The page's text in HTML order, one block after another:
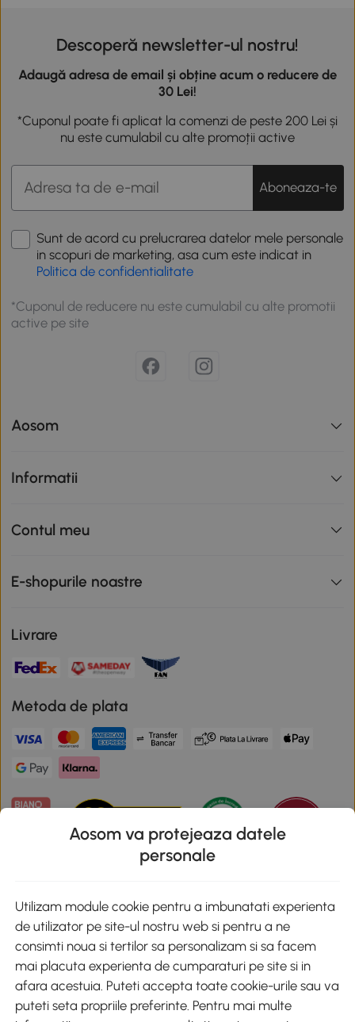
Descoperă newsletter-ul nostru!
Adaugă adresa de email și obține acum o reducere de
30 Lei!
*Cuponul poate fi aplicat la comenzi de peste 200 Lei și
nu este cumulabil cu alte promoții active
Aboneaza-te
Sunt de acord cu prelucrarea datelor mele personale
in scopuri de marketing, asa cum este indicat in
Politica de confidentialitate
*Cuponul de reducere nu este cumulabil cu alte promotii
active pe site
Aosom
Informatii
Contul meu
E-shopurile noastre
Livrare
Metoda de plata
Descarca aplicatia Aosom
Google Play
+40 312294730 clienti@aosom.ro
Aosom va protejeaza datele
personale
Utilizam module cookie pentru a imbunatati experienta
de utilizator pe site-ul nostru web si pentru a ne
consimti noua si tertilor sa personalizam si sa facem
mai placuta experienta de cumparaturi pe site si in
afara acestuia. Puteti accepta toate cookie-urile sau va
puteti seta propriile preferinte. Pentru mai multe